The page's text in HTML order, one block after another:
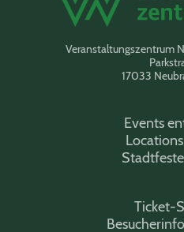
Veranstaltungszentrum
17033
Events
Ticket-